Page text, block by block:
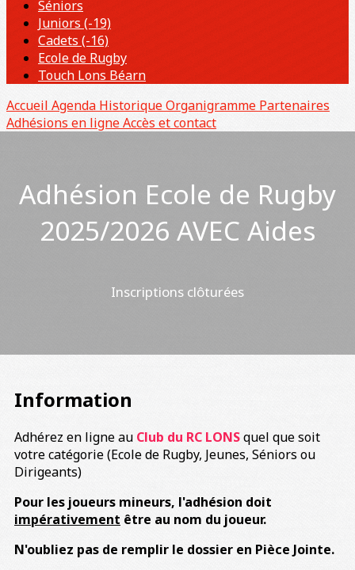
Séniors
Juniors (-19)
Cadets (-16)
Ecole de Rugby
Touch Lons Béarn
Accueil Agenda HistoriqueOrganigramme Partenaires
Adhésions en ligneAccès et contact
Adhésion Ecole de Rugby
2025/2026 AVEC Aides
Inscriptions clôturées
Information
Adhérez en ligne au Club du RC LONSquel que soit
votre catégorie (Ecole de Rugby, Jeunes, Séniors ou
Dirigeants)
Pour les joueurs mineurs, l'adhésion doit
impérativement être au nom du joueur.
N'oubliez pas de remplir le dossier en Pièce Jointe.